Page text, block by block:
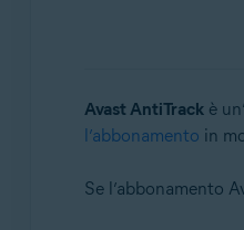
Avast AntiTrackè
l’abbonamento in
Se l’abbonamento